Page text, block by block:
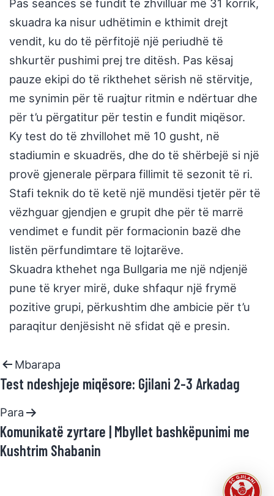
Pas seancës së fundit të zhvilluar më 31 korrik,
skuadra ka nisur udhëtimin e kthimit drejt
vendit, ku do të përfitojë një periudhë të
shkurtër pushimi prej tre ditësh. Pas kësaj
pauze ekipi do të rikthehet sërish në stërvitje,
me synimin për të ruajtur ritmin e ndërtuar dhe
për t’u përgatitur për testin e fundit miqësor.
Ky test do të zhvillohet më 10 gusht, në
stadiumin e skuadrës, dhe do të shërbejë si një
provë gjenerale përpara fillimit të sezonit të ri.
Stafi teknik do të ketë një mundësi tjetër për të
vëzhguar gjendjen e grupit dhe për të marrë
vendimet e fundit për formacionin bazë dhe
listën përfundimtare të lojtarëve.
Skuadra kthehet nga Bullgaria me një ndjenjë
pune të kryer mirë, duke shfaqur një frymë
pozitive grupi, përkushtim dhe ambicie për t’u
paraqitur denjësisht në sfidat që e presin.
Mbarapa
Test ndeshjeje miqësore: Gjilani 2-3 Arkadag
Para
Komunikatë zyrtare | Mbyllet bashkëpunimi me
Kushtrim Shabanin